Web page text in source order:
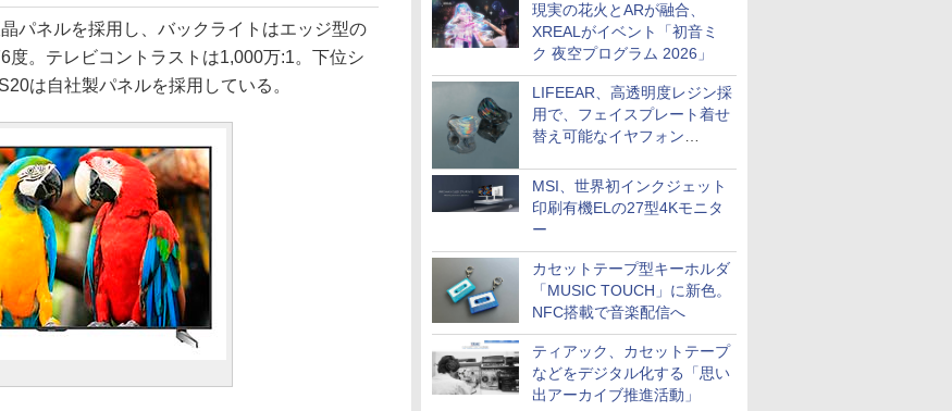
現実の花火とARが融合、
XREALがイベント「初音ミ
ク 夜空プログラム 2026」
LIFEEAR、高透明度レジン採
用で、フェイスプレート着せ
替え可能なイヤフォン
MSI、世界初インクジェット
印刷有機ELの27型4Kモニタ
ー
カセットテープ型キーホルダ
「MUSIC TOUCH」に新色。
NFC搭載で音楽配信へ
ティアック、カセットテープ
などをデジタル化する「思い
出アーカイブ推進活動」
パネルを採用し、バックライトはエッジ型の
度。テレビコントラストは1,000万:1。下位シ
は自社製パネルを採用している。